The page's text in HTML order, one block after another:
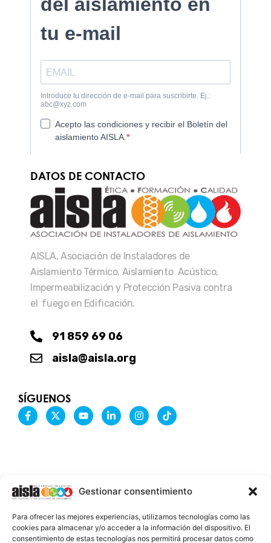
Gestionar consentimiento
Para ofrecer las mejores experiencias, utilizamos tecnologías como las
cookies para almacenar y/o acceder a la información del dispositivo. El
consentimiento de estas tecnologías nos permitirá procesar datos como
DATOS DE CONTACTO
AISLA, Asociación de Instaladores de
Aislamiento Térmico, Aislamiento Acústico,
Impermeabilización y Protección Pasiva contra
el fuego en Edificación.
91 859 69 06
aisla@aisla.org
SÍGUENOS
F
a
-
f
X
-
r
Y
o
L
i
-
i
I
n
m
T
i
AVISO LEGAL